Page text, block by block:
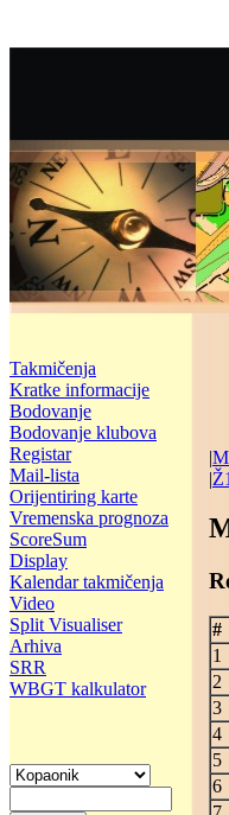
Takmičenja
Kratke informacije
Bodovanje
Bodovanje klubova
Registar
Mail-lista
Orijentiring karte
Vremenska prognoza
ScoreSum
Display
Kalendar takmičenja
Video
Split Visualiser
Arhiva
SRR
WBGT kalkulator
|
|
#
1
2
3
4
5
6